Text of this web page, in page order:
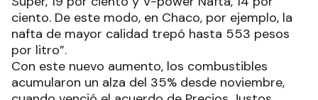
ciento. De este modo, en Chaco, por ejemplo, la
nafta de mayor calidad trepó hasta 553 pesos
por litro”.
Con este nuevo aumento, los combustibles
acumularon un alza del 35% desde noviembre,